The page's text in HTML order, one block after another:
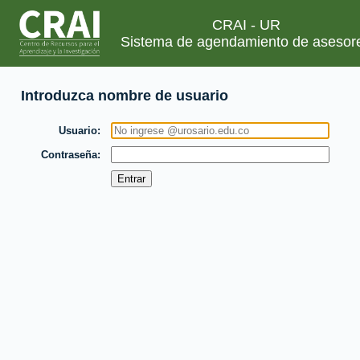
CRAI - UR
Sistema de agendamiento de
Introduzca nombre de usuario
Usuario
Contraseña